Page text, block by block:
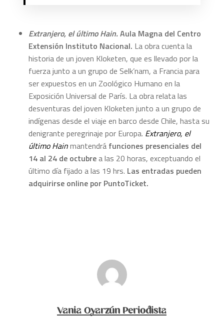
Extranjero, el último Hain.Aula Magna del Centro
Extensión Instituto Nacional. La obra cuenta la
historia de un joven Kloketen, que es llevado por la
fuerza junto a un grupo de Selk’nam, a Francia para
ser expuestos en un Zoológico Humano en la
Exposición Universal de París. La obra relata las
desventuras del joven Kloketen junto a un grupo de
indígenas desde el viaje en barco desde Chile, hasta su
denigrante peregrinaje por Europa. Extranjero, el
último Hainmantendrá funciones presenciales del
14 al 24 de octubrea las 20 horas, exceptuando el
último día fijado a las 19 hrs. Las entradas pueden
adquirirse online por PuntoTicket.
Vania Oyarzún Periodista